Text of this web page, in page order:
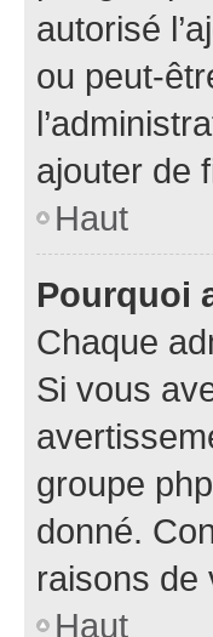
autorisé
ou peut-
ajouter de
Haut
Pourquoi
Chaque
Si vous
groupe
donné.
raisons de
Haut